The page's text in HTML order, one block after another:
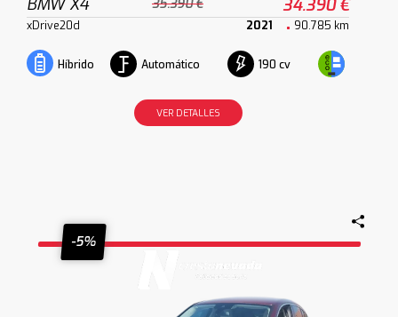
35.390 € 34.390 €
xDrive20d 2021 90.785 km
Híbrido Automático 190 cv
VER DETALLES
-5%